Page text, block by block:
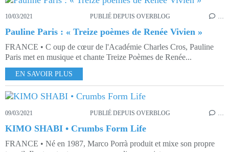
10/03/2021 PUBLIÉ DEPUIS OVERBLOG …
Pauline Paris : « Treize poèmes de Renée Vivien »
FRANCE • C oup de cœur de l'Académie Charles Cros, Pauline
Paris met en musique et chante Treize Poèmes de Renée...
EN SAVOIR PLUS
09/03/2021 PUBLIÉ DEPUIS OVERBLOG
KIMO SHABI • Crumbs Form Life
FRANCE • Né en 1987, Marco Porrà produit et mixe son propre